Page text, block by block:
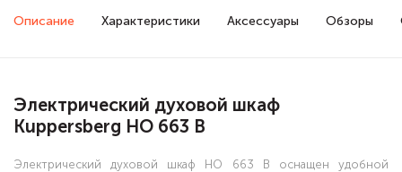
Описание Характеристики Аксессуары Обзоры
Электрический духовой шкаф
Kuppersberg HO 663 B
Электрический духовой шкаф HO 663 B оснащен удобной